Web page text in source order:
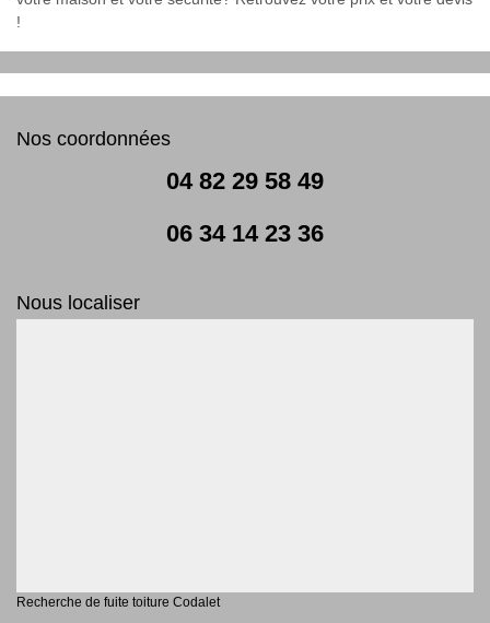
!
Nos coordonnées
04 82 29 58 49
06 34 14 23 36
Nous localiser
Recherche de fuite toiture Codalet